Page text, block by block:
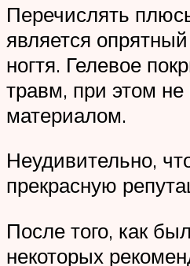
Перечислять
является
ногтя. Гелевое
травм, при этом не
материалом.
Неудивительно,
прекрасную
После того, как
некоторых